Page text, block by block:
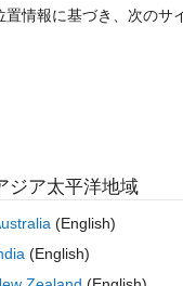
サインインしてこ
サインイン
質問済み:
2012 年 1 月 31 日
採用済み:
情報に基づき、次のサ
ジア太平洋地域
(English)
(English)